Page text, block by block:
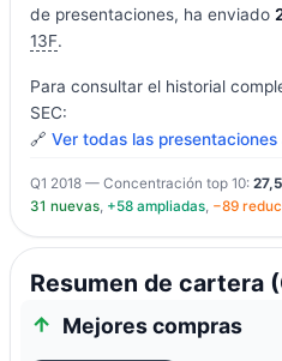
de presentaciones, ha enviado
13F.
Para consultar el historial
SEC:
🔗 Ver todas las presentaciones
Q1 2018 — Concentración top 10:
31 nuevas, +58 ampliadas, −89
Resumen de cartera
Mejores compras